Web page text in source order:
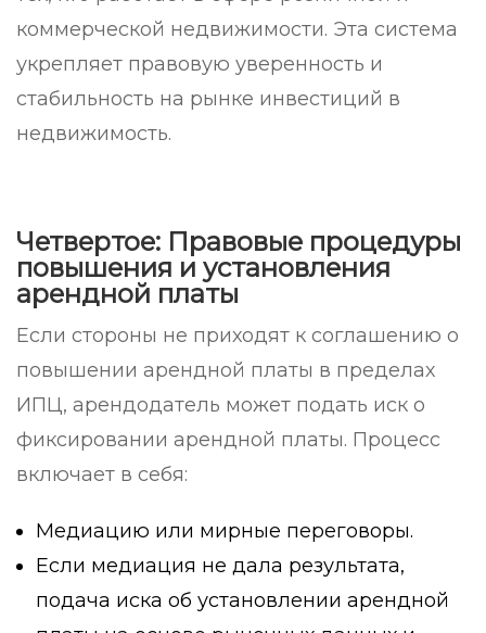
коммерческой недвижимости. Эта система
укрепляет правовую уверенность и
стабильность на рынке инвестиций в
недвижимость.
Четвертое: Правовые процедуры
повышения и установления
арендной платы
Если стороны не приходят к соглашению о
повышении арендной платы в пределах
ИПЦ, арендодатель может подать иск о
фиксировании арендной платы. Процесс
включает в себя:
Медиацию или мирные переговоры.
Если медиация не дала результата,
подача иска об установлении арендной